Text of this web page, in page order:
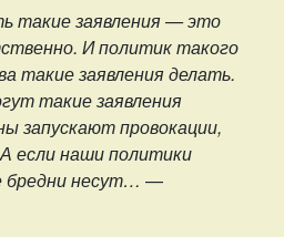
такие заявления — это
И политик такого
такие заявления делать.
такие заявления
запускают провокации,
если наши политики
бредни несут… —